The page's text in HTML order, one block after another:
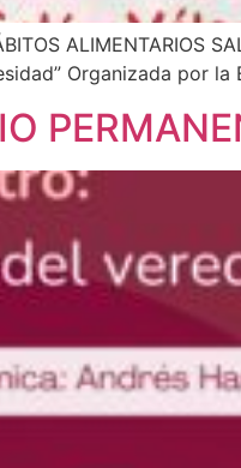
ALIMENTARIOS
Organizada por